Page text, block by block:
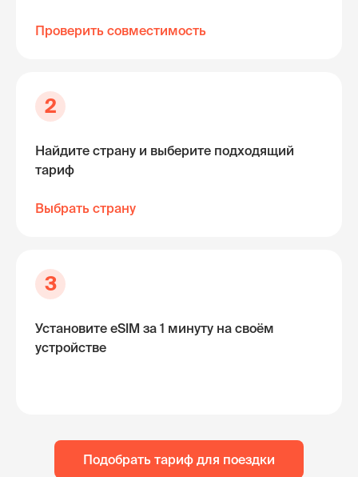
Проверить совместимость
2
Найдите страну и выберите подходящий
тариф
Выбрать страну
3
Установите eSIM за 1 минуту на своём
устройстве
Подобрать тариф для поездки